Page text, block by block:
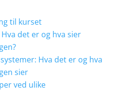
til kurset
det er og hva sier
Hva det er og hva
sier
ved ulike